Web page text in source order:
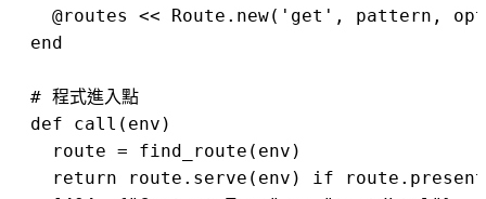
@routes << Route.new('get', pattern,
  end
  # 程式進入點
  def call(env)
    route = find_route(env)
return route.serve(env) if